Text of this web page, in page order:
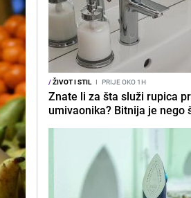
/ŽIVOT I STIL I PRIJE OKO 1H
Znate li za šta služi rupica
umivaonika? Bitnija je nego